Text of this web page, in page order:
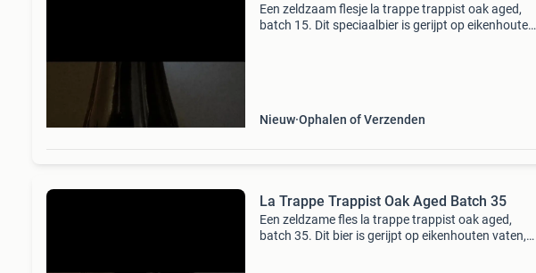
Een zeldzaam flesje la trappe trappist oak aged,
batch 15. Dit speciaalbier is gerijpt op eikenhouten
Nieuw Ophalen of Verzenden
La Trappe Trappist Oak Aged Batch 35
Een zeldzame fles la trappe trappist oak aged,
batch 35. Dit bier is gerijpt op eikenhouten vaten,